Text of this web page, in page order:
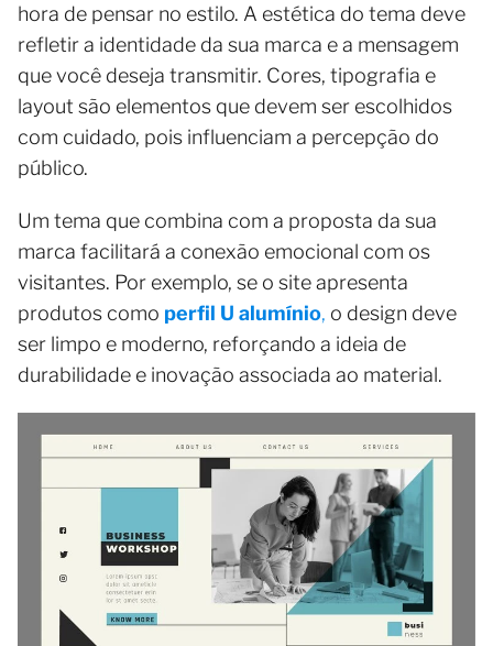
hora de pensar no estilo. A estética do tema deve
refletir a identidade da sua marca e a mensagem
que você deseja transmitir. Cores, tipografia e
layout são elementos que devem ser escolhidos
com cuidado, pois influenciam a percepção do
público.
Um tema que combina com a proposta da sua
marca facilitará a conexão emocional com os
visitantes. Por exemplo, se o site apresenta
produtos como perfil U alumínio, o design deve
ser limpo e moderno, reforçando a ideia de
durabilidade e inovação associada ao material.